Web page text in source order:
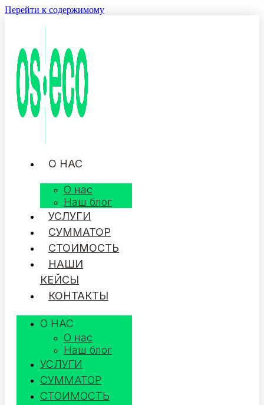
Перейти к содержимому
О НАС
О нас
Наш блог
УСЛУГИ
СУММАТОР
СТОИМОСТЬ
НАШИ
КЕЙСЫ
КОНТАКТЫ
О НАС
О нас
Наш блог
УСЛУГИ
СУММАТОР
СТОИМОСТЬ